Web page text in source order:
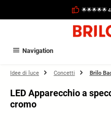
🌟🌟🌟🌟🌟
Navigation
Idee di luce Concetti Brilo
LED Apparecchio a
cromo